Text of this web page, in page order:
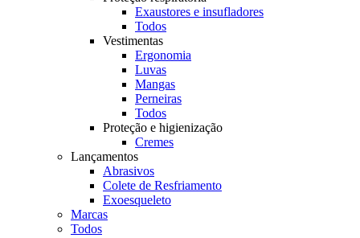
Exaustores e insufladores
Todos
Vestimentas
Ergonomia
Luvas
Mangas
Perneiras
Todos
Proteção e higienização
Cremes
Lançamentos
Abrasivos
Colete de Resfriamento
Exoesqueleto
Marcas
Todos